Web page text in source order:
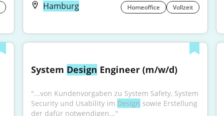
Hamburg
Homeoffice Vollzeit
System Design Engineer (m/w/d)
"...von Kundenvorgaben zu System Safety, System
Security und Usability im Design sowie Erstellung
der dafür notwendigen..."